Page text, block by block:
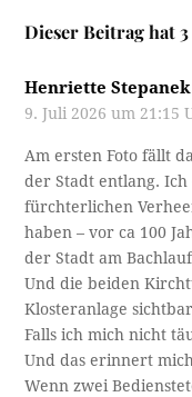
Dieser Beitrag hat
Henriette Stepanek
9. Juli 2026 um 21:15
Am ersten Foto fällt
der Stadt entlang.
fürchterlichen
haben – vor ca 100
der Stadt am
Und die beiden
Klosteranlage
Falls ich mich nicht
Und das erinnert
Wenn zwei